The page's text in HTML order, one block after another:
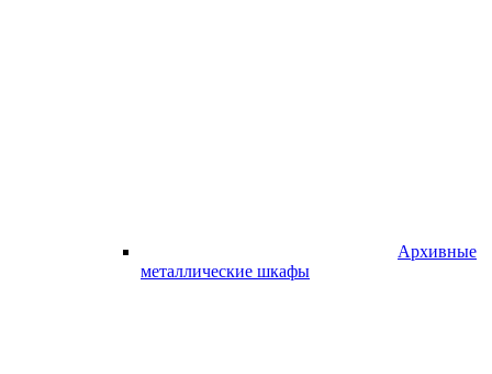
Архивные
металлические шкафы